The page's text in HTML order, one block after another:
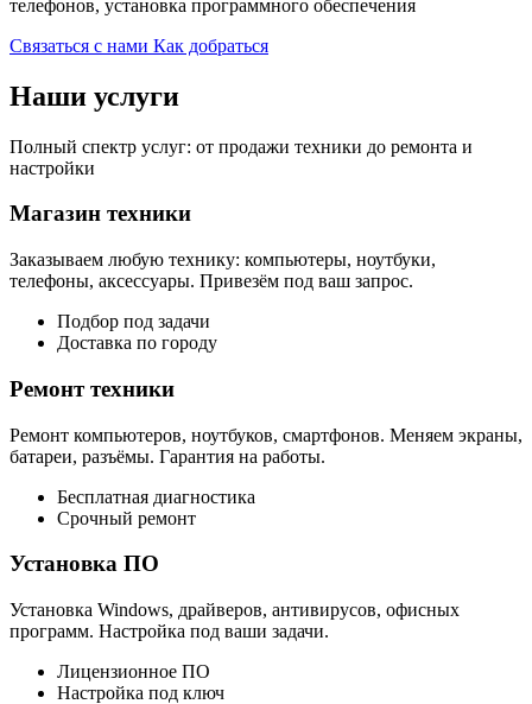
телефонов, установка программного обеспечения
Связаться с нами Как добраться
Наши услуги
Полный спектр услуг: от продажи техники до ремонта и
настройки
Магазин техники
Заказываем любую технику: компьютеры, ноутбуки,
телефоны, аксессуары. Привезём под ваш запрос.
Подбор под задачи
Доставка по городу
Ремонт техники
Ремонт компьютеров, ноутбуков, смартфонов. Меняем экраны,
батареи, разъёмы. Гарантия на работы.
Бесплатная диагностика
Срочный ремонт
Установка ПО
Установка Windows, драйверов, антивирусов, офисных
программ. Настройка под ваши задачи.
Лицензионное ПО
Настройка под ключ